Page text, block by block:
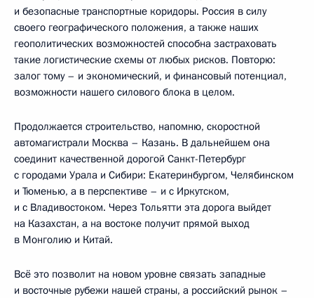
и безопасные транспортные коридоры. Россия в силу
своего географического положения, а также наших
геополитических возможностей способна застраховать
такие логистические схемы от любых рисков. Повторю:
залог тому – и экономический, и финансовый потенциал,
возможности нашего силового блока в целом.
Продолжается строительство, напомню, скоростной
автомагистрали Москва – Казань. В дальнейшем она
соединит качественной дорогой Санкт-Петербург
с городами Урала и Сибири: Екатеринбургом, Челябинском
и Тюменью, а в перспективе – и с Иркутском,
и с Владивостоком. Через Тольятти эта дорога выйдет
на Казахстан, а на востоке получит прямой выход
в Монголию и Китай.
Всё это позволит на новом уровне связать западные
и восточные рубежи нашей страны, а российский рынок –